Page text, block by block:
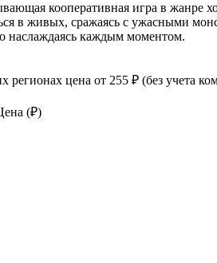
кооперативная игра в жанре
в живых, сражаясь с ужасными
наслаждаясь каждым моментом.
регионах цена от 255 ₽ (без учета
ена (₽)